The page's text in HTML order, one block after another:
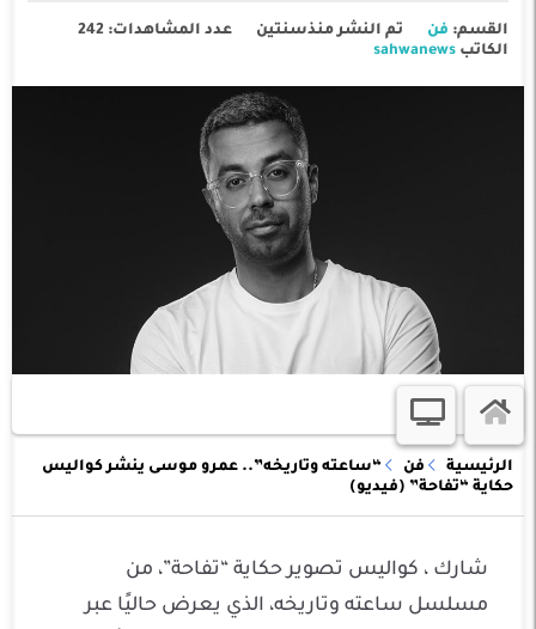
القسم: فن تم النشر منذسنتين
عدد المشاهدات: 242
الكاتب sahwanews
الرئيسية فن
“ساعته وتاريخه”.. عمرو موسى ينشر كواليس
حكاية “تفاحة” (فيديو)
شارك ، كواليس تصوير حكاية “تفاحة”، من
مسلسل ساعته وتاريخه، الذي يعرض حاليًا عبر